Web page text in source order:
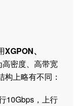
XGPON、
密度、高带宽
上略有不同：
10Gbps，上行